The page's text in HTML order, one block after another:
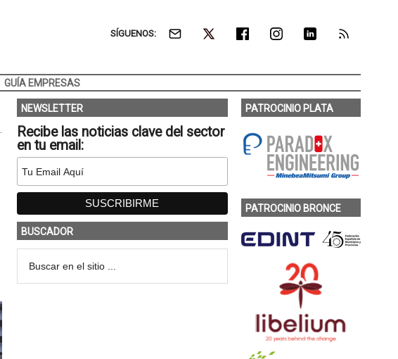
SÍGUENOS:
GUÍA EMPRESAS
NEWSLETTER
Recibe las noticias clave del sector
en tu email:
BUSCADOR
PATROCINIO PLATA
PATROCINIO BRONCE